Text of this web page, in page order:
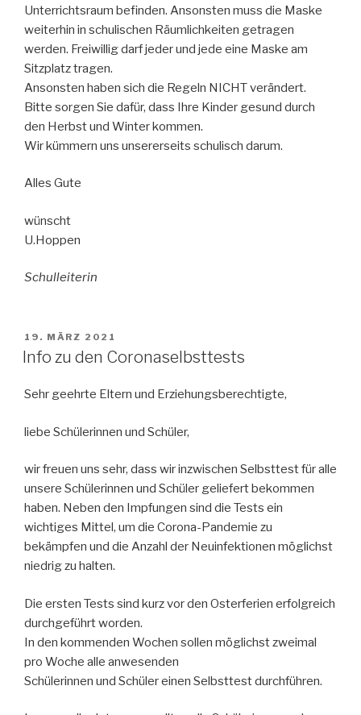
Unterrichtsraum befinden. Ansonsten muss die Maske
weiterhin in schulischen Räumlichkeiten getragen
werden. Freiwillig darf jeder und jede eine Maske am
Sitzplatz tragen.
Ansonsten haben sich die Regeln NICHT verändert.
Bitte sorgen Sie dafür, dass Ihre Kinder gesund durch
den Herbst und Winter kommen.
Wir kümmern uns unsererseits schulisch darum.
Alles Gute
wünscht
U.Hoppen
Schulleiterin
VERÖFFENTLICHT
AM
19. MÄRZ 2021
Info zu den Coronaselbsttests
Sehr geehrte Eltern und Erziehungsberechtigte,
liebe Schülerinnen und Schüler,
wir freuen uns sehr, dass wir inzwischen Selbsttest für alle
unsere Schülerinnen und Schüler geliefert bekommen
haben. Neben den Impfungen sind die Tests ein
wichtiges Mittel, um die Corona-Pandemie zu
bekämpfen und die Anzahl der Neuinfektionen möglichst
niedrig zu halten.
Die ersten Tests sind kurz vor den Osterferien erfolgreich
durchgeführt worden.
In den kommenden Wochen sollen möglichst zweimal
pro Woche alle anwesenden
Schülerinnen und Schüler einen Selbsttest durchführen.